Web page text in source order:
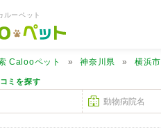
ルーペット
Calooペット 神奈川県 横浜市
ミを探す